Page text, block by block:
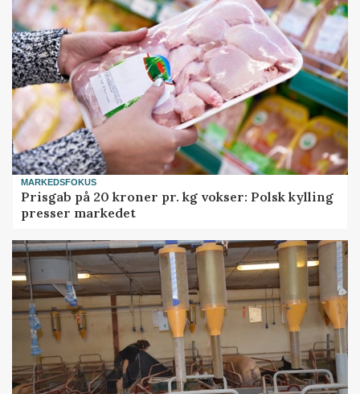
MARKEDSFOKUS
Prisgab på 20 kroner pr. kg vokser: Polsk kylling
presser markedet